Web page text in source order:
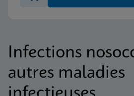
Infections
autres maladies